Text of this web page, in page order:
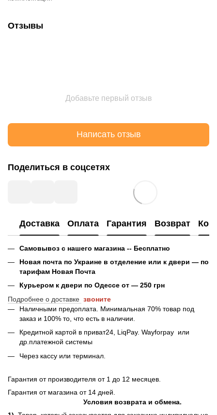
Отзывы
Добавьте первый отзыв
Написать отзыв
Поделиться в соцсетях
Доставка Оплата Гарантия Возврат
Самовывоз с нашего магазина -- Бесплатно
Новая почта по Украине в отделение или к двери — по
тарифам Новая Почта
Курьером к двери по Одессе от — 250 грн
Подробнее о доставке звоните
Наличными предоплата. Минимальная 70% товар под
заказ и 100% то, что есть в наличии.
Кредитной картой в приват24, LiqPay. Wayforpay или
др.платежной системы
Через кассу или терминал.
Гарантия от производителя от 1 до 12 месяцев.
Гарантия от магазина от 14 дней.
Условия возврата и обмена.